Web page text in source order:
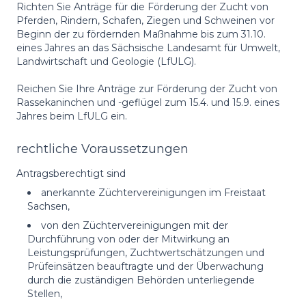
Richten Sie Anträge für die Förderung der Zucht von
Pferden, Rindern, Schafen, Ziegen und Schweinen vor
Beginn der zu fördernden Maßnahme bis zum 31.10.
eines Jahres an das Sächsische Landesamt für Umwelt,
Landwirtschaft und Geologie (LfULG).
Reichen Sie Ihre Anträge zur Förderung der Zucht von
Rassekaninchen und -geflügel zum 15.4. und 15.9. eines
Jahres beim LfULG ein.
rechtliche Voraussetzungen
Antragsberechtigt sind
anerkannte Züchtervereinigungen im Freistaat
Sachsen,
von den Züchtervereinigungen mit der
Durchführung von oder der Mitwirkung an
Leistungsprüfungen, Zuchtwertschätzungen und
Prüfeinsätzen beauftragte und der Überwachung
durch die zuständigen Behörden unterliegende
Stellen,